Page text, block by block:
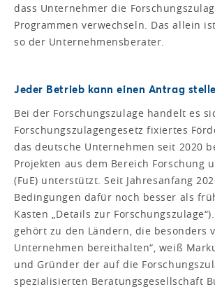
dass Unternehmer die
Programmen verwechseln. Das allein
so der Unternehmensberater.
Jeder Betrieb kann einen Antrag
Bei der Forschungszulage handelt es
Forschungszulagengesetz fixiertes
das deutsche Unternehmen seit 2020
Projekten aus dem Bereich Forschung
(FuE) unterstützt. Seit Jahresanfang
Bedingungen dafür noch besser als
Kasten „Details zur
gehört zu den Ländern, die besonders
Unternehmen bereithalten“, weiß
und Gründer der auf die
spezialisierten Beratungsgesellschaft